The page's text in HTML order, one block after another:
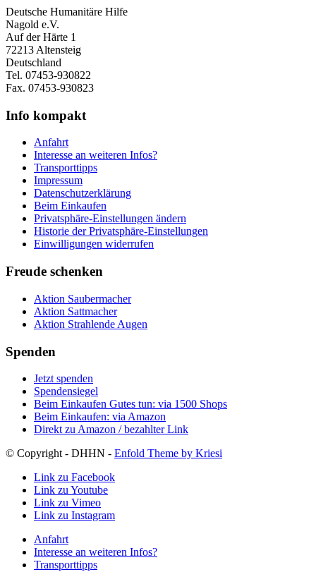
Deutsche Humanitäre Hilfe
Nagold e.V.
Auf der Härte 1
72213 Altensteig
Deutschland
Tel. 07453-930822
Fax. 07453-930823
Info kompakt
Anfahrt
Interesse an weiteren Infos?
Transporttipps
Impressum
Datenschutzerklärung
Beim Einkaufen
Privatsphäre-Einstellungen ändern
Historie der Privatsphäre-Einstellungen
Einwilligungen widerrufen
Freude schenken
Aktion Saubermacher
Aktion Sattmacher
Aktion Strahlende Augen
Spenden
Jetzt spenden
Spendensiegel
Beim Einkaufen Gutes tun: via 1500 Shops
Beim Einkaufen: via Amazon
Direkt zu Amazon / bezahlter Link
© Copyright - DHHN - Enfold Theme by Kriesi
Link zu Facebook
Link zu Youtube
Link zu Vimeo
Link zu Instagram
Anfahrt
Interesse an weiteren Infos?
Transporttipps